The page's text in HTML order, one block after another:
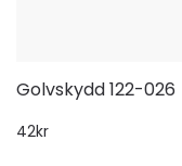
Golvskydd 122-026
42kr